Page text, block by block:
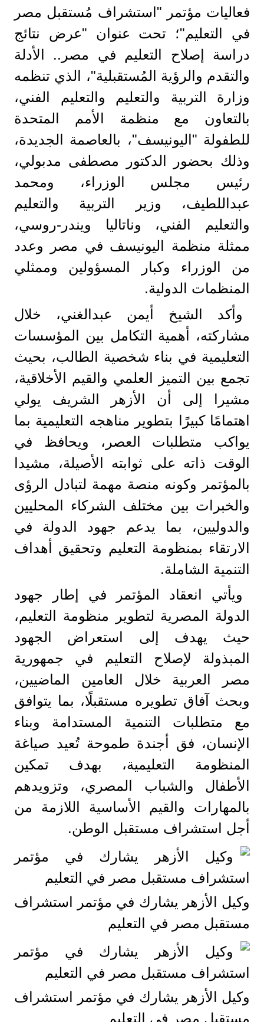
فعاليات مؤتمر "استشراف مُستقبل مصر
في التعليم"؛ تحت عنوان "عرض نتائج
دراسة إصلاح التعليم في مصر.. الأدلة
والتقدم والرؤية المُستقبلية"، الذي تنظمه
وزارة التربية والتعليم والتعليم الفني،
بالتعاون مع منظمة الأمم المتحدة
للطفولة "اليونيسف"، بالعاصمة الجديدة،
وذلك بحضور الدكتور مصطفى مدبولي،
رئيس مجلس الوزراء، ومحمد
عبداللطيف، وزير التربية والتعليم
والتعليم الفني، وناتاليا ويندر-روسي،
ممثلة منظمة اليونيسف في مصر وعدد
من الوزراء وكبار المسؤولين وممثلي
المنظمات الدولية.
وأكد الشيخ أيمن عبدالغني، خلال
مشاركته، أهمية التكامل بين المؤسسات
التعليمية في بناء شخصية الطالب، بحيث
تجمع بين التميز العلمي والقيم الأخلاقية،
مشيرا إلى أن الأزهر الشريف يولي
اهتمامًا كبيرًا بتطوير مناهجه التعليمية بما
يواكب متطلبات العصر، ويحافظ في
الوقت ذاته على ثوابته الأصيلة، مشيدا
بالمؤتمر وكونه منصة مهمة لتبادل الرؤى
والخبرات بين مختلف الشركاء المحليين
والدوليين، بما يدعم جهود الدولة في
الارتقاء بمنظومة التعليم وتحقيق أهداف
التنمية الشاملة.
ويأتي انعقاد المؤتمر في إطار جهود
الدولة المصرية لتطوير منظومة التعليم،
حيث يهدف إلى استعراض الجهود
المبذولة لإصلاح التعليم في جمهورية
مصر العربية خلال العامين الماضيين،
وبحث آفاق تطويره مستقبلًا، بما يتوافق
مع متطلبات التنمية المستدامة وبناء
الإنسان، فق أجندة طموحة تُعيد صياغة
المنظومة التعليمية، بهدف تمكين
الأطفال والشباب المصري، وتزويدهم
بالمهارات والقيم الأساسية اللازمة من
أجل استشراف مستقبل الوطن.
وكيل الأزهر يشارك في مؤتمر استشراف
مستقبل مصر في التعليم
وكيل الأزهر يشارك في مؤتمر استشراف
مستقبل مصر في التعليم